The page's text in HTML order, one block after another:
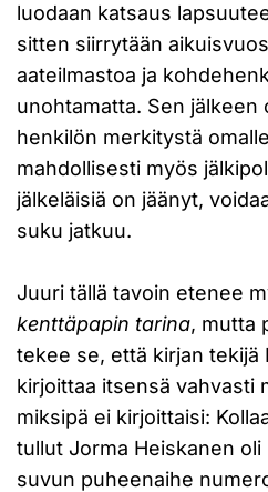
luodaan katsaus
sitten siirrytään
aateilmastoa ja
unohtamatta. Sen jälkeen
henkilön merkitystä
mahdollisesti myös
jälkeläisiä on jäänyt,
suku jatkuu.
Juuri tällä tavoin etenee
kenttäpapin tarina, mutta
tekee se, että kirjan tekijä
kirjoittaa itsensä vahvasti
miksipä ei kirjoittaisi:
tullut Jorma Heiskanen oli
suvun puheenaihe